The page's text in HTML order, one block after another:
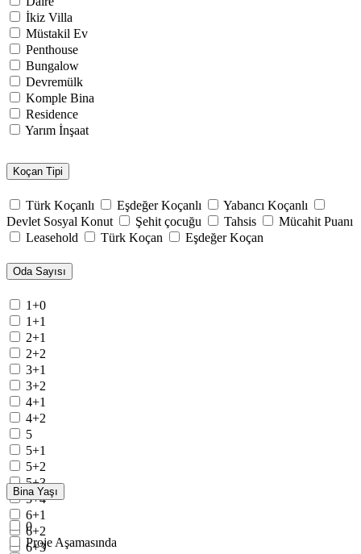
İkiz Villa
Müstakil Ev
Penthouse
Bungalow
Devremülk
Komple Bina
Residence
Yarım İnşaat
Koçan Tipi
Türk Koçanlı Eşdeğer Koçanlı
Yabancı Koçanlı
Devlet Sosyal Konut
Şehit çocuğu Tahsis
Mücahit Puanı
Leasehold
Türk Koçan Eşdeğer Koçan
Oda Sayısı
1+0
1+1
2+1
2+2
3+1
3+2
4+1
4+2
5
5+1
5+2
5+3
5+4
6+1
6+2
6+3
Bina Yaşı
0
Proje Aşamasında